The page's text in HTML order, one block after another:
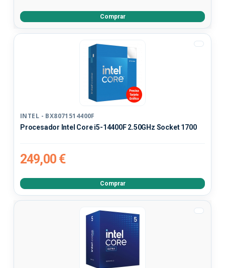
Comprar
INTEL - BX8071514400F
Procesador Intel Core i5-14400F 2.50GHz Socket 1700
249,00 €
Comprar